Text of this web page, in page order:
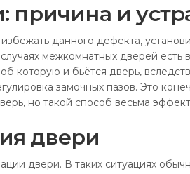
причина и
данного дефекта,
межкомнатных дверей есть
которую и бьётся дверь,
замочных пазов. Это
но такой способ весьма
двери
двери. В таких ситуациях